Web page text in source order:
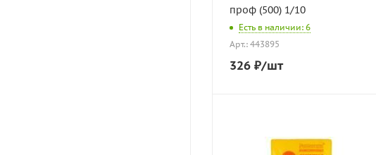
проф (500) 1/10
Есть в наличии: 6
Арт.: 443895
326 ₽/шт